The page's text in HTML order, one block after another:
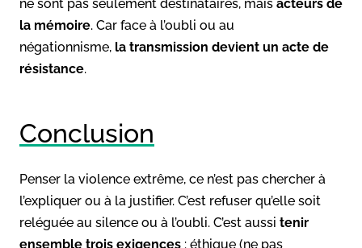
ne sont pas seulement destinataires, mais acteurs de
la mémoire. Car face à l’oubli ou au
négationnisme, la transmission devient un acte de
résistance.
Conclusion
Penser la violence extrême, ce n’est pas chercher à
l’expliquer ou à la justifier. C’est refuser qu’elle soit
reléguée au silence ou à l’oubli. C’est aussi tenir
ensemble trois exigences : éthique (ne pas